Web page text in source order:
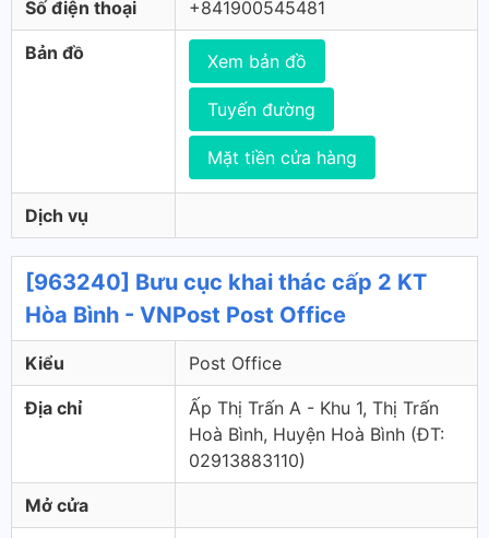
Số điện thoại +841900545481
Bản đồ Xem bản đồ
Tuyến đường
Mặt tiền cửa hàng
Dịch vụ
[963240] Bưu cục khai thác cấp 2 KT
Hòa Bình - VNPost Post Office
Kiểu Post Office
Địa chỉ
Ấp Thị Trấn A - Khu 1, Thị Trấn
Hoà Bình, Huyện Hoà Bình (ÐT:
02913883110)
Mở cửa